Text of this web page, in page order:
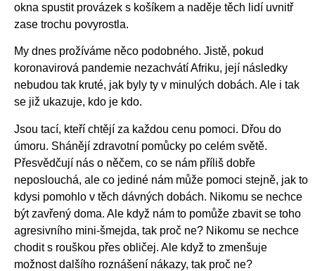
okna spustit provázek s košíkem a naděje těch lidí uvnitř
zase trochu povyrostla.
My dnes prožíváme něco podobného. Jistě, pokud
koronavirová pandemie nezachvátí Afriku, její následky
nebudou tak kruté, jak byly ty v minulých dobách. Ale i tak
se již ukazuje, kdo je kdo.
Jsou tací, kteří chtějí za každou cenu pomoci. Dřou do
úmoru. Shánějí zdravotní pomůcky po celém světě.
Přesvědčují nás o něčem, co se nám příliš dobře
neposlouchá, ale co jediné nám může pomoci stejně, jak to
kdysi pomohlo v těch dávných dobách. Nikomu se nechce
být zavřený doma. Ale když nám to pomůže zbavit se toho
agresivního mini-šmejda, tak proč ne? Nikomu se nechce
chodit s rouškou přes obličej. Ale když to zmenšuje
možnost dalšího roznášení nákazy, tak proč ne?